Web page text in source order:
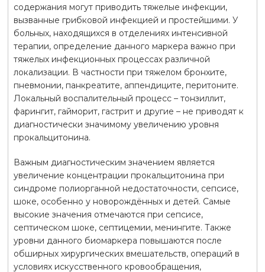
содержания могут приводить тяжелые инфекции,
вызванные грибковой инфекцией и простейшими. У
больных, находящихся в отделениях интенсивной
терапии, определение данного маркера важно при
тяжелых инфекционных процессах различной
локализации. В частности при тяжелом бронхите,
пневмонии, панкреатите, аппендиците, перитоните.
Локальный воспалительный процесс – тонзиллит,
фарингит, гайморит, гастрит и другие – не приводят к
диагностически значимому увеличению уровня
прокальцитонина.
Важным диагностическим значением является
увеличение концентрации прокальцитонина при
синдроме полиорганной недостаточности, сепсисе,
шоке, особенно у новорождённых и детей. Самые
высокие значения отмечаются при сепсисе,
септическом шоке, септицемии, менингите. Также
уровни данного биомаркера повышаются после
обширных хирургических вмешательств, операций в
условиях искусственного кровообращения,